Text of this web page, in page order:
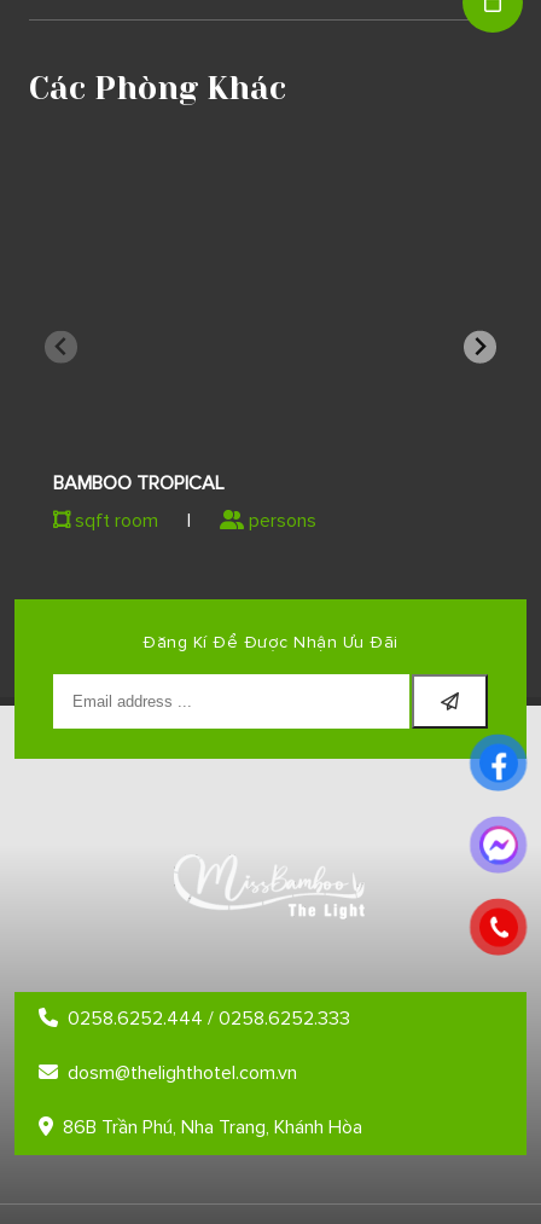
Các Phòng Khác
BAMBOO TROPICAL
sqft room
| persons
Đăng Kí Để Được Nhận Ưu Đãi
0258.6252.444 / 0258.6252.333
86B Trần Phú, Nha Trang, Khánh Hòa
dosm@thelighthotel.com.vn